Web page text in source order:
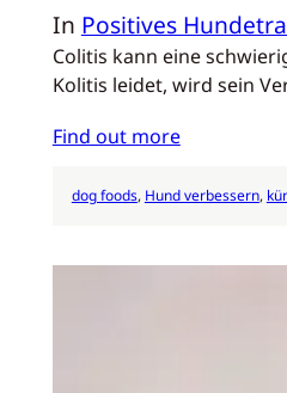
In Positives
Colitis kann eine
Kolitis leidet, wird sein
Find out more
dog foods, Hund verbessern,